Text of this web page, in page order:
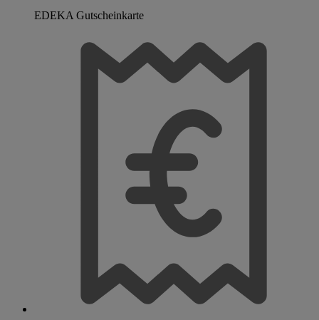
EDEKA Gutscheinkarte